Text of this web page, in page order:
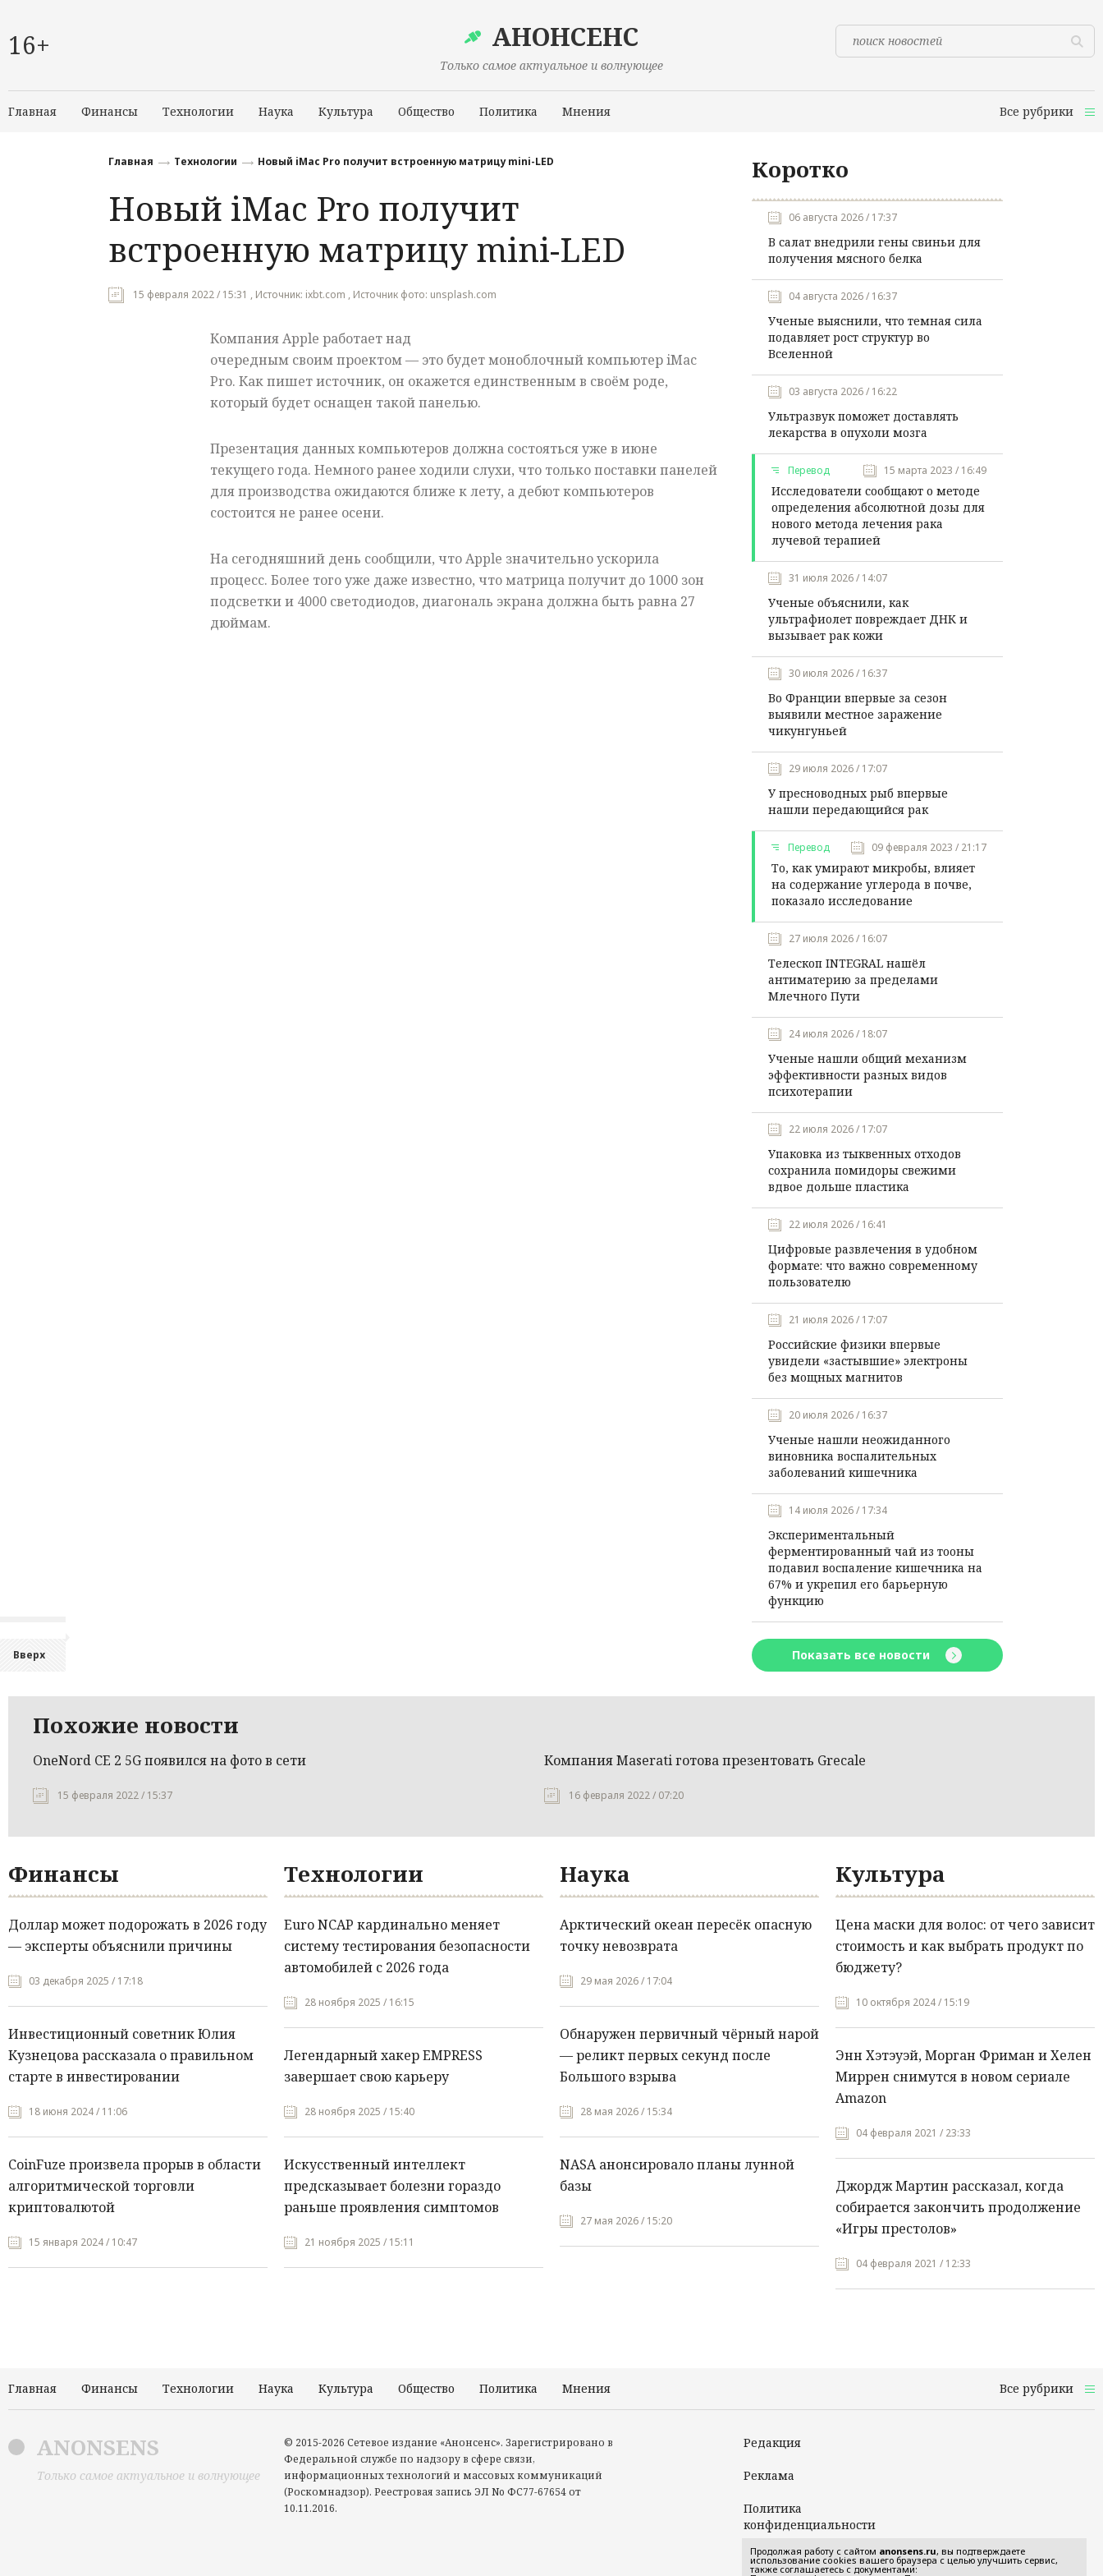
16+ АНОНСЕНС
Только самое актуальное и волнующее
Главная Финансы Технологии Наука Культура Общество Политика Мнения Все рубрики
Происшествия
Вверх
Главная Технологии Новый iMac Pro получит встроенную матрицу mini-LED
Новый iMac Pro получит
встроенную матрицу mini-LED
15 февраля 2022 / 15:31 , Источник: ixbt.com , Источник фото: unsplash.com
Компания Apple работает над
очередным своим проектом — это будет моноблочный компьютер iMac
Pro. Как пишет источник, он окажется единственным в своём роде,
который будет оснащен такой панелью.
Презентация данных компьютеров должна состояться уже в июне
текущего года. Немного ранее ходили слухи, что только поставки панелей
для производства ожидаются ближе к лету, а дебют компьютеров
состоится не ранее осени.
На сегодняшний день сообщили, что Apple значительно ускорила
процесс. Более того уже даже известно, что матрица получит до 1000 зон
подсветки и 4000 светодиодов, диагональ экрана должна быть равна 27
дюймам.
Коротко
06 августа 2026 / 17:37
В салат внедрили гены свиньи для
получения мясного белка
04 августа 2026 / 16:37
Ученые выяснили, что темная сила
подавляет рост структур во
Вселенной
03 августа 2026 / 16:22
Ультразвук поможет доставлять
лекарства в опухоли мозга
Перевод 15 марта 2023 / 16:49
Исследователи сообщают о методе
определения абсолютной дозы для
нового метода лечения рака
лучевой терапией
31 июля 2026 / 14:07
Ученые объяснили, как
ультрафиолет повреждает ДНК и
вызывает рак кожи
30 июля 2026 / 16:37
Во Франции впервые за сезон
выявили местное заражение
чикунгуньей
29 июля 2026 / 17:07
У пресноводных рыб впервые
нашли передающийся рак
Перевод 09 февраля 2023 / 21:17
То, как умирают микробы, влияет
на содержание углерода в почве,
показало исследование
27 июля 2026 / 16:07
Телескоп INTEGRAL нашёл
антиматерию за пределами
Млечного Пути
24 июля 2026 / 18:07
Ученые нашли общий механизм
эффективности разных видов
психотерапии
22 июля 2026 / 17:07
Упаковка из тыквенных отходов
сохранила помидоры свежими
вдвое дольше пластика
22 июля 2026 / 16:41
Цифровые развлечения в удобном
формате: что важно современному
пользователю
21 июля 2026 / 17:07
Российские физики впервые
увидели «застывшие» электроны
без мощных магнитов
20 июля 2026 / 16:37
Ученые нашли неожиданного
виновника воспалительных
заболеваний кишечника
14 июля 2026 / 17:34
Экспериментальный
ферментированный чай из тооны
подавил воспаление кишечника на
67% и укрепил его барьерную
функцию
Показать все новости
Похожие новости
OneNord CE 2 5G появился на фото в сети
15 февраля 2022 / 15:37
Компания Maserati готова презентовать Grecale
16 февраля 2022 / 07:20
Финансы
Доллар может подорожать в 2026 году
— эксперты объяснили причины
03 декабря 2025 / 17:18
Инвестиционный советник Юлия
Кузнецова рассказала о правильном
старте в инвестировании
18 июня 2024 / 11:06
CoinFuze произвела прорыв в области
алгоритмической торговли
криптовалютой
15 января 2024 / 10:47
Технологии
Euro NCAP кардинально меняет
систему тестирования безопасности
автомобилей с 2026 года
28 ноября 2025 / 16:15
Легендарный хакер EMPRESS
завершает свою карьеру
28 ноября 2025 / 15:40
Искусственный интеллект
предсказывает болезни гораздо
раньше проявления симптомов
21 ноября 2025 / 15:11
Наука
Арктический океан пересёк опасную
точку невозврата
29 мая 2026 / 17:04
Обнаружен первичный чёрный нарой
— реликт первых секунд после
Большого взрыва
28 мая 2026 / 15:34
NASA анонсировало планы лунной
базы
27 мая 2026 / 15:20
Культура
Цена маски для волос: от чего зависит
стоимость и как выбрать продукт по
бюджету?
10 октября 2024 / 15:19
Энн Хэтэуэй, Морган Фриман и Хелен
Миррен снимутся в новом сериале
Amazon
04 февраля 2021 / 23:33
Джордж Мартин рассказал, когда
собирается закончить продолжение
«Игры престолов»
04 февраля 2021 / 12:33
Главная Финансы Технологии Наука Культура Общество Политика Мнения Все рубрики
ANONSENS
Только самое актуальное и волнующее
© 2015-2026 Сетевое издание «Анонсенс». Зарегистрировано в
Федеральной службе по надзору в сфере связи,
информационных технологий и массовых коммуникаций
(Роскомнадзор). Реестровая запись ЭЛ No ФС77-67654 от
10.11.2016.
Редакция
Реклама
Политика
конфиденциальности
Пользовательское
Продолжая работу с сайтом anonsens.ru, вы подтверждаете
использование cookies вашего браузера с целью улучшить сервис,
также соглашаетесь с документами: